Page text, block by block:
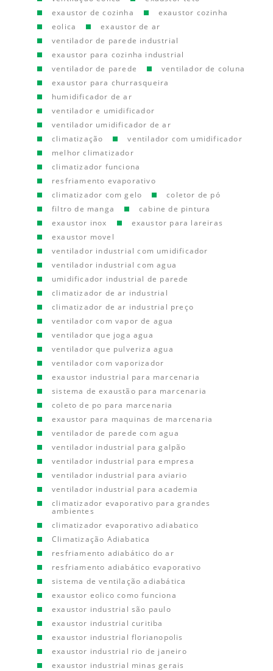
exaustor de cozinha
exaustor cozinha
eolica
exaustor de ar
ventilador de parede industrial
exaustor para cozinha industrial
ventilador de parede
ventilador de coluna
exaustor para churrasqueira
humidificador de ar
ventilador e umidificador
ventilador umidificador de ar
climatização
ventilador com umidificador
melhor climatizador
climatizador funciona
resfriamento evaporativo
climatizador com gelo
coletor de pó
filtro de manga
cabine de pintura
exaustor inox
exaustor para lareiras
exaustor movel
ventilador industrial com umidificador
ventilador industrial com agua
umidificador industrial de parede
climatizador de ar industrial
climatizador de ar industrial preço
ventilador com vapor de agua
ventilador que joga agua
ventilador que pulveriza agua
ventilador com vaporizador
exaustor industrial para marcenaria
sistema de exaustão para marcenaria
coleto de po para marcenaria
exaustor para maquinas de marcenaria
ventilador de parede com agua
ventilador industrial para galpão
ventilador industrial para empresa
ventilador industrial para aviario
ventilador industrial para academia
climatizador evaporativo para grandes
ambientes
climatizador evaporativo adiabatico
Climatização Adiabatica
resfriamento adiabático do ar
resfriamento adiabático evaporativo
sistema de ventilação adiabática
exaustor eolico como funciona
exaustor industrial são paulo
exaustor industrial curitiba
exaustor industrial florianopolis
exaustor industrial rio de janeiro
exaustor industrial minas gerais